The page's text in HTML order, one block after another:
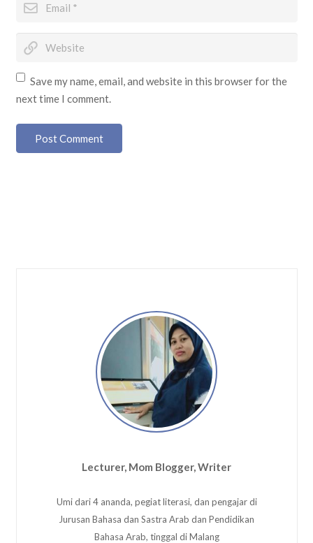
Save my name, email, and website in this browser for the
next time I comment.
Post Comment
Lecturer, Mom Blogger, Writer
Umi dari 4 ananda, pegiat literasi, dan pengajar di
Jurusan Bahasa dan Sastra Arab dan Pendidikan
Bahasa Arab, tinggal di Malang